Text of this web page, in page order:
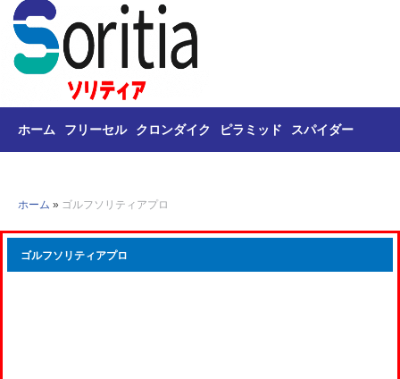
ホーム フリーセル クロンダイク ピラミッド スパイダー
ホーム » ゴルフソリティアプロ
ゴルフソリティアプロ